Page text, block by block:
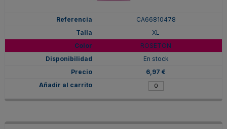
CA66810478
XL
ROSETON
En stock
6,97 €